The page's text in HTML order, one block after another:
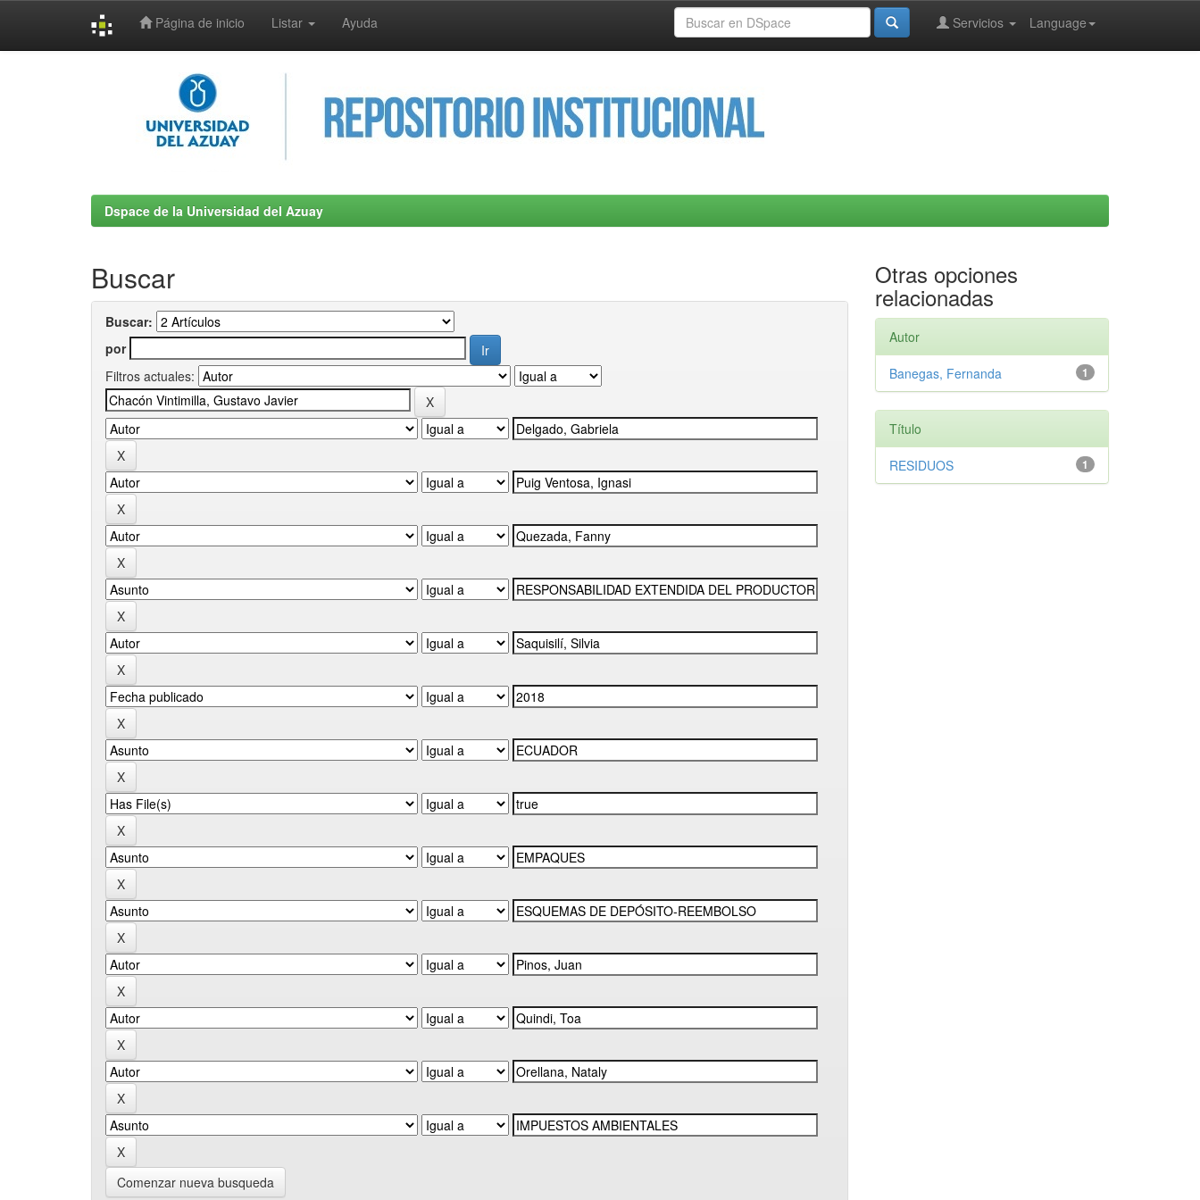
Página de inicio Listar Ayuda Language
Servicios
Dspace de la Universidad del Azuay
Buscar
Buscar:
por
Filtros actuales:
Comenzar nueva busqueda
Otras opciones
relacionadas
Autor
1
Banegas, Fernanda
Título
1
RESIDUOS